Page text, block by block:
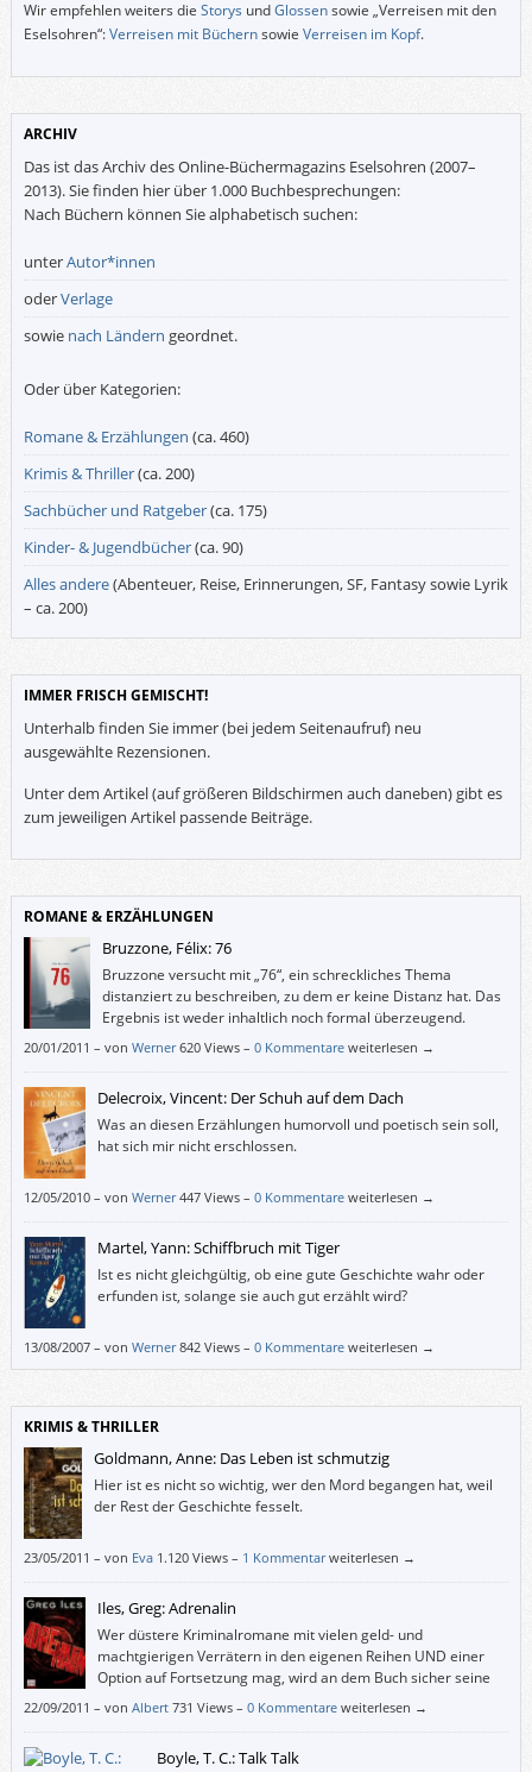
Wir empfehlen weiters die Storys undGlossensowie „Verreisen mit den
Eselsohren“:Verreisen mit Büchernsowie Verreisen im Kopf.
ARCHIV
Das ist das Archiv des Online-Büchermagazins Eselsohren (2007–
2013). Sie finden hier über 1.000 Buchbesprechungen:
Nach Büchern können Sie alphabetisch suchen:
unterAutor*innen
oderVerlage
sowie nach Ländern geordnet.
Oder über Kategorien:
Romane & Erzählungen (ca. 460)
Krimis & Thriller(ca. 200)
Sachbücher und Ratgeber(ca. 175)
Kinder- & Jugendbücher(ca. 90)
Alles andere(Abenteuer, Reise, Erinnerungen, SF, Fantasy sowie Lyrik
– ca. 200)
IMMER FRISCH GEMISCHT!
Unterhalb finden Sie immer (bei jedem Seitenaufruf) neu
ausgewählte Rezensionen.
Unter dem Artikel (auf größeren Bildschirmen auch daneben) gibt es
zum jeweiligen Artikel passende Beiträge.
ROMANE & ERZÄHLUNGEN
Bruzzone, Félix: 76
Bruzzone versucht mit „76“, ein schreckliches Thema
distanziert zu beschreiben, zu dem er keine Distanz hat. Das
Ergebnis ist weder inhaltlich noch formal überzeugend.
20/01/2011 – von Werner 620 Views – 0 Kommentare weiterlesen →
Delecroix, Vincent: Der Schuh auf dem Dach
Was an diesen Erzählungen humorvoll und poetisch sein soll,
hat sich mir nicht erschlossen.
12/05/2010– von Werner 447 Views – 0 Kommentare weiterlesen →
Martel, Yann: Schiffbruch mit Tiger
Ist es nicht gleichgültig, ob eine gute Geschichte wahr oder
erfunden ist, solange sie auch gut erzählt wird?
13/08/2007– von Werner 842 Views – 0 Kommentare weiterlesen →
KRIMIS & THRILLER
Goldmann, Anne: Das Leben ist schmutzig
Hier ist es nicht so wichtig, wer den Mord begangen hat, weil
der Rest der Geschichte fesselt.
23/05/2011 – von Eva 1.120 Views – 1 Kommentar weiterlesen →
Iles, Greg: Adrenalin
Wer düstere Kriminalromane mit vielen geld- und
machtgierigen Verrätern in den eigenen Reihen UND einer
Option auf Fortsetzung mag, wird an dem Buch sicher seine
Freunde haben.
22/09/2011 – von Albert 731 Views – 0 Kommentare weiterlesen →
Boyle, T. C.: Talk Talk